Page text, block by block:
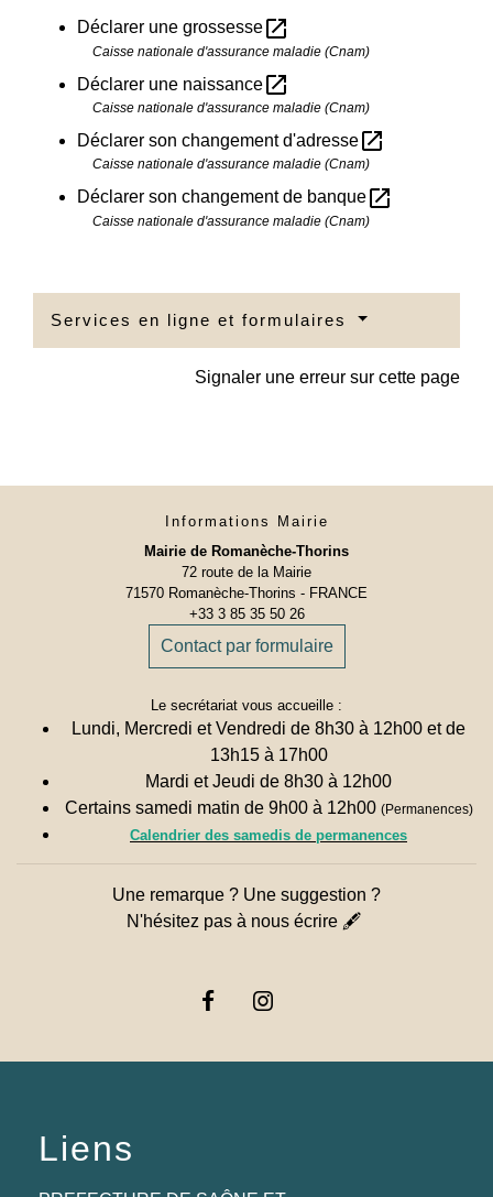
Déclarer une grossesseopen_in_new
Caisse nationale d'assurance maladie (Cnam)
Déclarer une naissanceopen_in_new
Caisse nationale d'assurance maladie (Cnam)
Déclarer son changement d'adresseopen_in_new
Caisse nationale d'assurance maladie (Cnam)
Déclarer son changement de banqueopen_in_new
Caisse nationale d'assurance maladie (Cnam)
Services en ligne et formulaires
Signaler une erreur sur cette page
Informations Mairie
Mairie de Romanèche-Thorins
72 route de la Mairie
71570 Romanèche-Thorins - FRANCE
+33 3 85 35 50 26
Contact par formulaire
Le secrétariat vous accueille :
Lundi, Mercredi et Vendredi de 8h30 à 12h00 et de
13h15 à 17h00
Mardi et Jeudi de 8h30 à 12h00
Certains samedi matin de 9h00 à 12h00 (Permanences)
Calendrier des samedis de permanences
Une remarque ? Une suggestion ?
N'hésitez pas à nous écrire 🖋
Liens